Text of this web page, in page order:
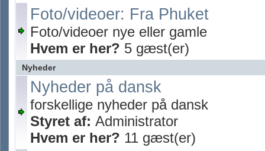
Foto/videoer: Fra Phuket
Foto/videoer nye eller gamle
Hvem er her? 5 gæst(er)
Nyheder
Nyheder på dansk
forskellige nyheder på dansk
Styret af: Administrator
Hvem er her? 11 gæst(er)